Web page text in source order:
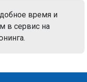
время и
в сервис на